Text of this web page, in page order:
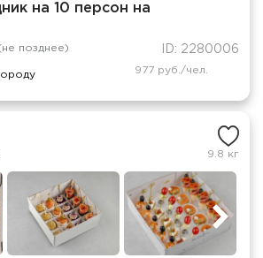
на 10 персон на
позднее) ID: 2280006
977 руб./чел.
9.8 кг